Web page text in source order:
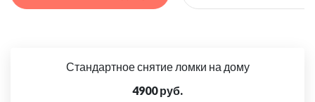
Стандартное снятие ломки на дому
4900 руб.